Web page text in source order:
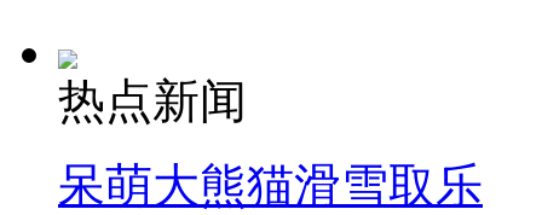
热点新闻
呆萌大熊猫滑雪取乐